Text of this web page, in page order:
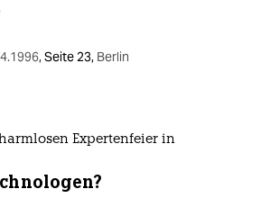
,Seite 23, Berlin
Expertenfeier in